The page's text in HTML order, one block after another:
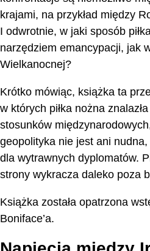
krajami, na przykład między
I odwrotnie, w jaki sposób
narzędziem emancypacji, jak
Wielkanocnej?
Krótko mówiąc, książka ta
w których piłka nożna
stosunków
geopolityka nie jest ani
dla wytrawnych dyplomatów.
strony wykracza daleko poza
Książka została opatrzona
Boniface’a.